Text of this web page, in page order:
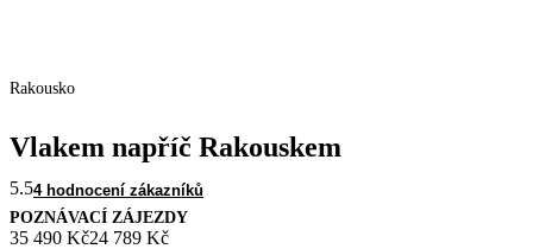
Rakousko
Vlakem napříč Rakouskem
5.54 hodnocení zákazníků
POZNÁVACÍ ZÁJEZDY
35 490 Kč24 789 Kč